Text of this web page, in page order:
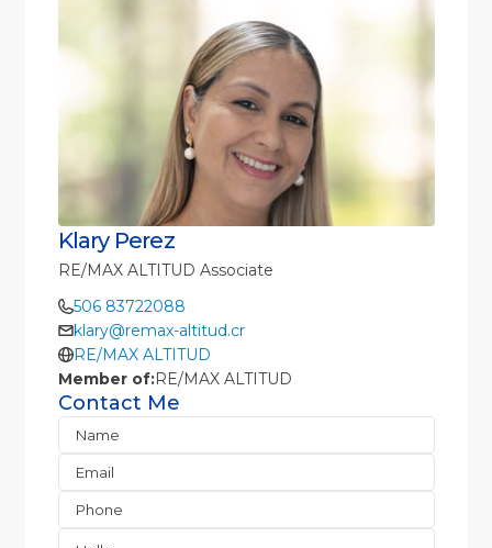
Klary Perez
RE/MAX ALTITUD Associate
506 83722088
klary@remax-altitud.cr
RE/MAX ALTITUD
Member of:RE/MAX ALTITUD
Contact Me